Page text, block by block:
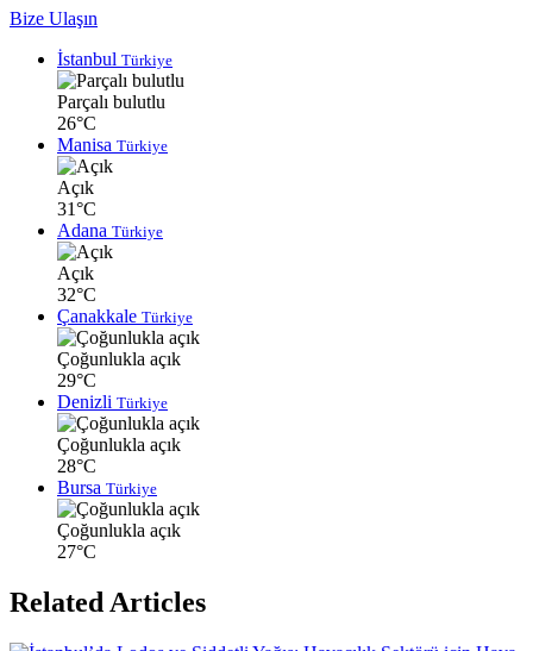
Bize Ulaşın
İstanbul Türkiye
Parçalı bulutlu
26°C
Manisa Türkiye
Açık
31°C
Adana Türkiye
Açık
32°C
Çanakkale Türkiye
Çoğunlukla açık
29°C
Denizli Türkiye
Çoğunlukla açık
28°C
Bursa Türkiye
Çoğunlukla açık
27°C
Related Articles